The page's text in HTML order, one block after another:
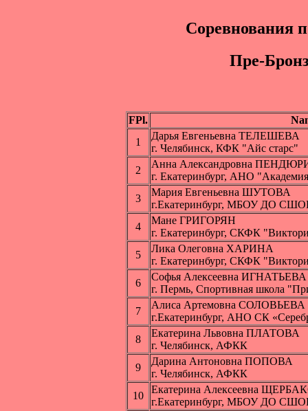
Соревнования
Пpe-
FPl.
1
Дарья Евгеньевна ТЕЛЕШЕВА
г. Челябинск, КФК "Айс старс"
2
Анна Александровна
г. Екатеринбург, АНО
3
Мария Евгеньевна ШУТОВА
г.Екатеринбург, МБОУ ДО
4
Мане ГРИГОРЯН
г. Екатеринбург, СКФК
5
Лика Олеговна ХАРИНА
г. Екатеринбург, СКФК
6
Софья Алексеевна ИГНАТЬЕВА
г. Пермь, Спортивная школа
7
Алиса Артемовна СОЛОВЬЕВА
г.Екатеринбург, АНО СК
8
Екатерина Львовна ПЛАТОВА
г. Челябинск, АФКК
9
Дарина Антоновна ПОПОВА
г. Челябинск, АФКК
10
Екатерина Алексеевна
г.Екатеринбург, МБОУ ДО